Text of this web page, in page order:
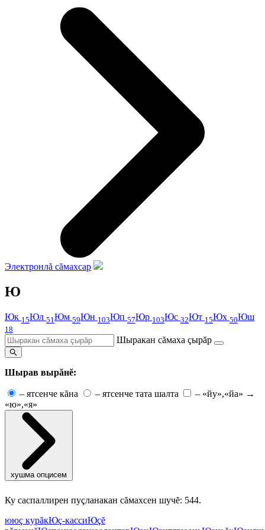
Электронлă сăмахсар
Ю
Юк 15Юл 51Юм 59Юн 103Юп 57Юр 103Юс 32Ют 15Юх 50Юш
18
Шыракан сăмаха çырăр
Шырав вырăнĕ:
– ятсенче кăна – ятсенче тата шалта – «йу»,«йа» →
«ю»,«я»
хушма опцисем
Ку саспаллирен пуçланакан сăмахсен шучĕ: 544.
ююç курăкЮç-кассиЮçĕ